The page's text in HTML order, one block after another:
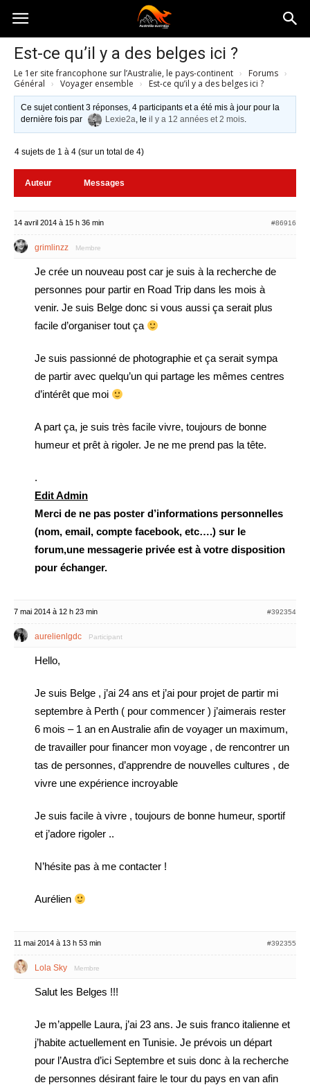
Australia-
australie.com
Est-ce qu’il y a des belges ici ?
Le 1er site francophone sur l’Australie, le pays-continent › Forums ›
Général › Voyager ensemble › Est-ce qu’il y a des belges ici ?
Ce sujet contient 3 réponses, 4 participants et a été mis à jour pour la
dernière fois par
Lexie2a, leil y a 12 années et 2 mois.
4 sujets de 1 à 4 (sur un total de 4)
Auteur Messages
14 avril 2014 à 15 h 36 min #86916
grimlinzz Membre
Je crée un nouveau post car je suis à la recherche de
personnes pour partir en Road Trip dans les mois à
venir. Je suis Belge donc si vous aussi ça serait plus
facile d’organiser tout ça
Je suis passionné de photographie et ça serait sympa
de partir avec quelqu’un qui partage les mêmes centres
d’intérêt que moi
A part ça, je suis très facile vivre, toujours de bonne
humeur et prêt à rigoler. Je ne me prend pas la tête.
.
Edit Admin
Merci de ne pas poster d’informations personnelles
(nom, email, compte facebook, etc….) sur le
forum,une messagerie privée est à votre disposition
pour échanger.
7 mai 2014 à 12 h 23 min #392354
aurelienlgdc Participant
Hello,
Je suis Belge , j’ai 24 ans et j’ai pour projet de partir mi
septembre à Perth ( pour commencer ) j’aimerais rester
6 mois – 1 an en Australie afin de voyager un maximum,
de travailler pour financer mon voyage , de rencontrer un
tas de personnes, d’apprendre de nouvelles cultures , de
vivre une expérience incroyable
Je suis facile à vivre , toujours de bonne humeur, sportif
et j’adore rigoler ..
N’hésite pas à me contacter !
Aurélien
11 mai 2014 à 13 h 53 min #392355
Lola Sky Membre
Salut les Belges !!!
Je m’appelle Laura, j’ai 23 ans. Je suis franco italienne et
j’habite actuellement en Tunisie. Je prévois un départ
pour l’Austra d’ici Septembre et suis donc à la recherche
de personnes désirant faire le tour du pays en van afin